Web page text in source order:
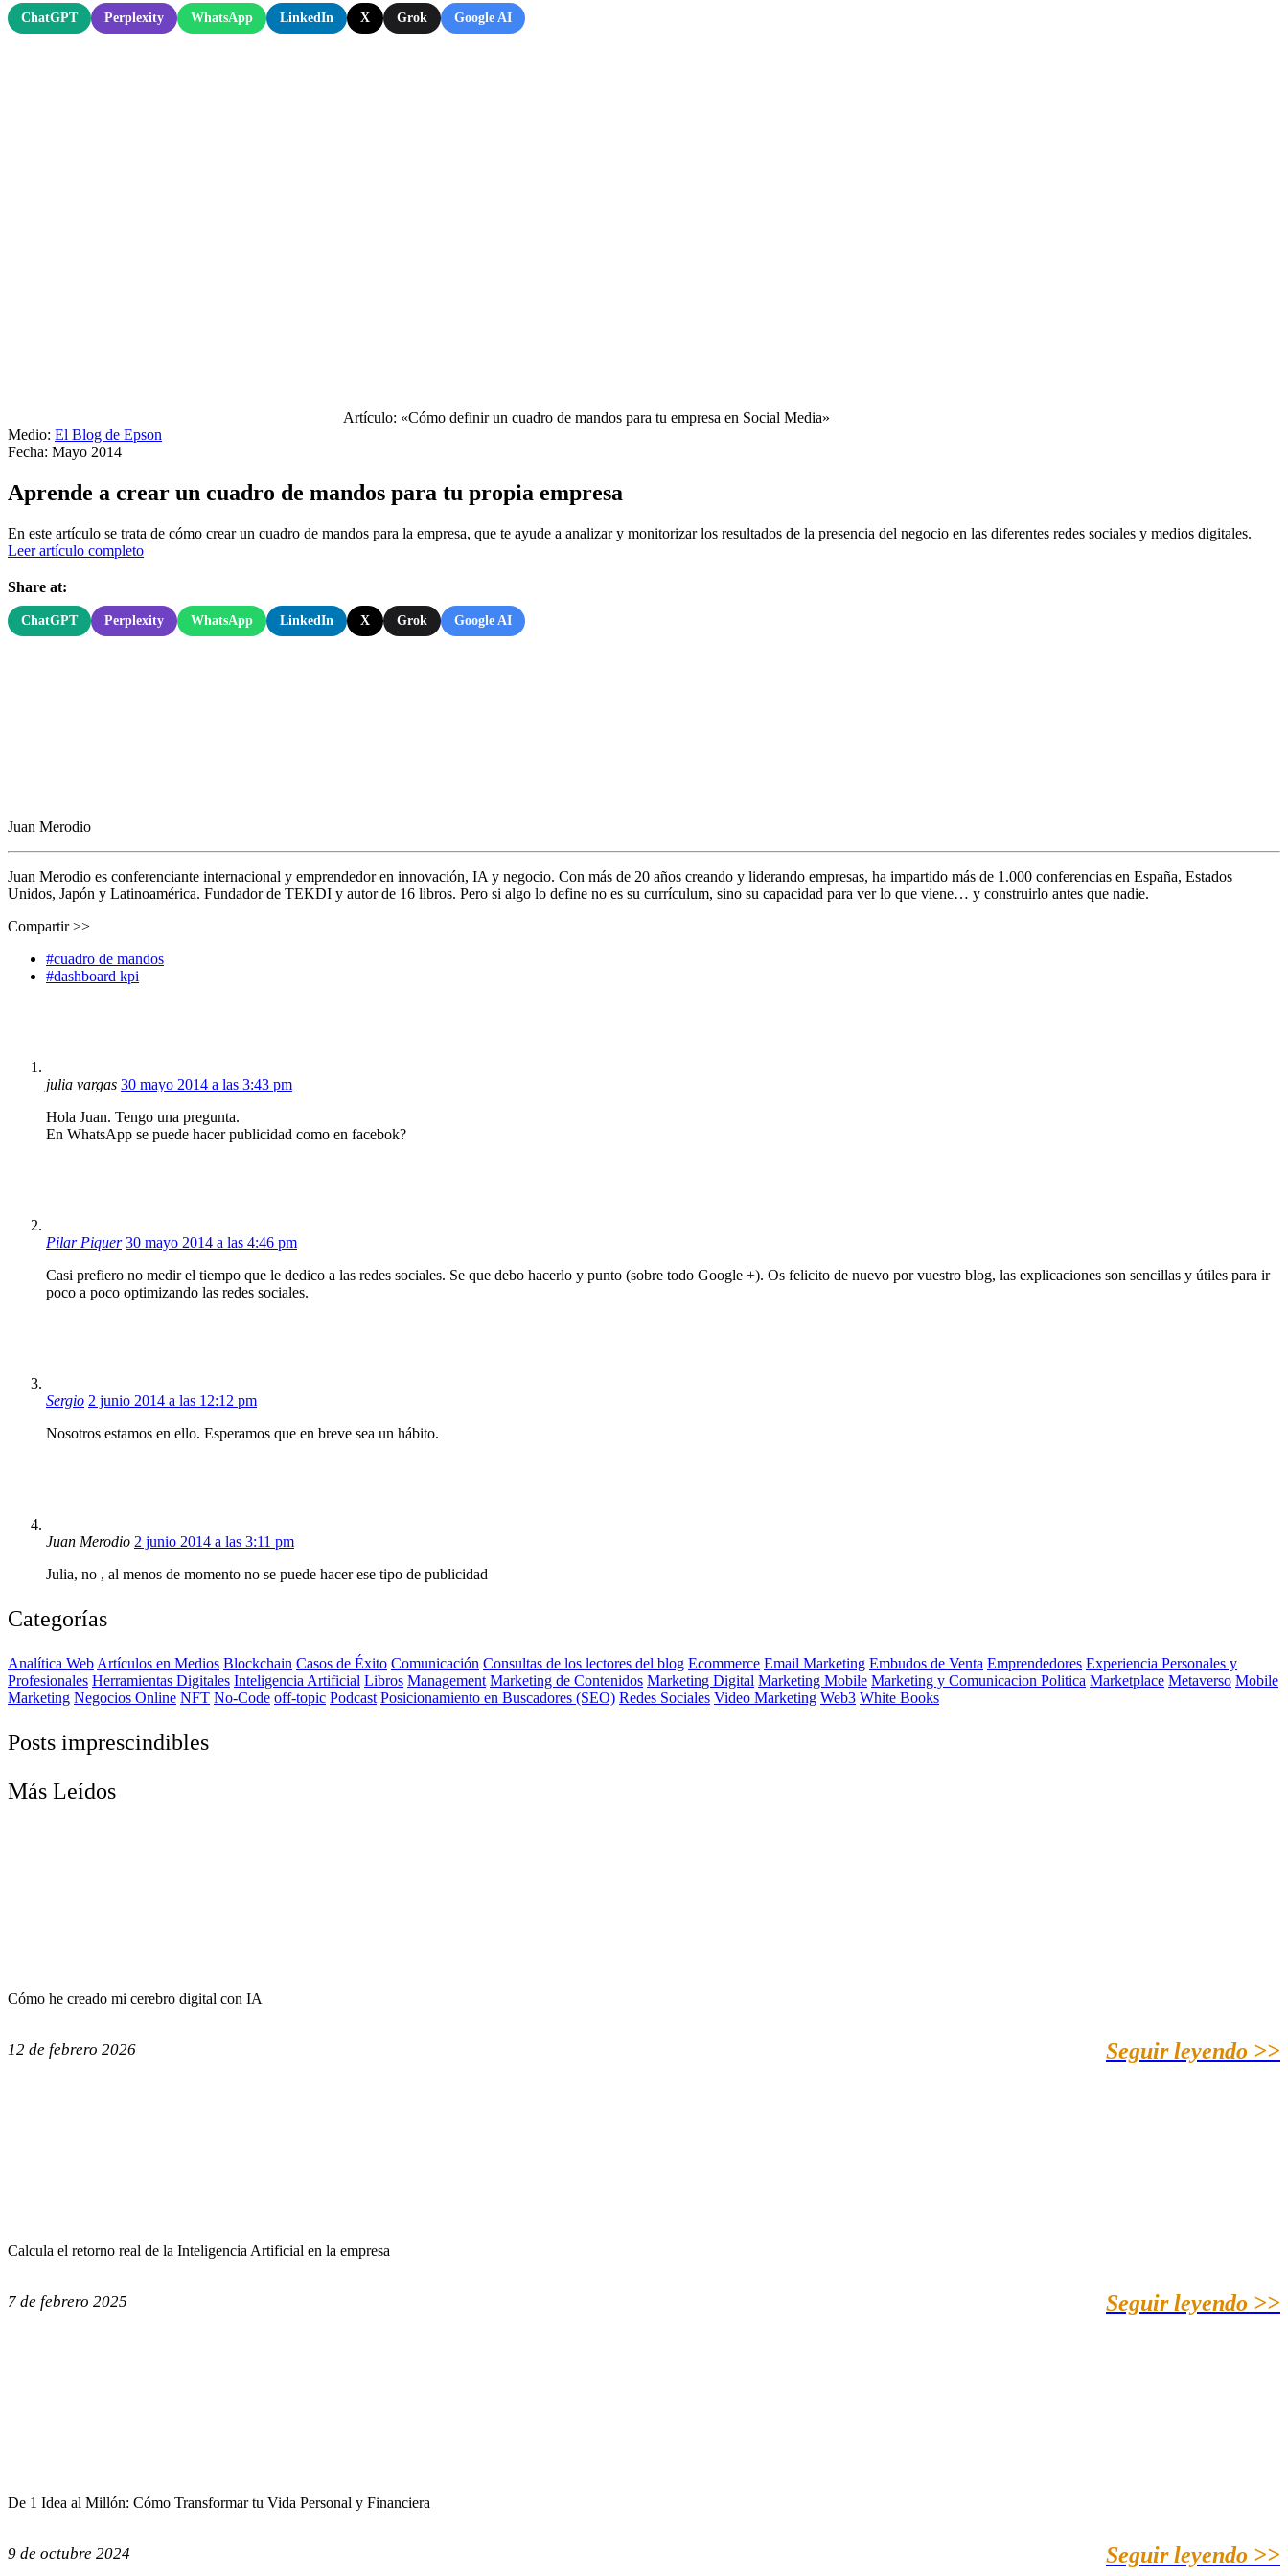
ChatGPT Perplexity WhatsApp LinkedIn X Grok Google AI
Artículo: «Cómo definir un cuadro de mandos para tu empresa en Social Media»
Medio: El Blog de Epson
Fecha: Mayo 2014
Aprende a crear un cuadro de mandos para tu propia empresa
En este artículo se trata de cómo crear un cuadro de mandos para la empresa, que te ayude a analizar y monitorizar los resultados de la presencia del negocio en las diferentes redes sociales y medios digitales.
Leer artículo completo
Share at:
ChatGPT Perplexity WhatsApp LinkedIn X Grok Google AI
Juan Merodio
Juan Merodio es conferenciante internacional y emprendedor en innovación, IA y negocio. Con más de 20 años creando y liderando empresas, ha impartido más de 1.000 conferencias en España, Estados
Unidos, Japón y Latinoamérica. Fundador de TEKDI y autor de 16 libros. Pero si algo lo define no es su currículum, sino su capacidad para ver lo que viene… y construirlo antes que nadie.
Compartir >>
#cuadro de mandos
#dashboard kpi
julia vargas 30 mayo 2014 a las 3:43 pm
Hola Juan. Tengo una pregunta.
En WhatsApp se puede hacer publicidad como en facebok?
Pilar Piquer 30 mayo 2014 a las 4:46 pm
Casi prefiero no medir el tiempo que le dedico a las redes sociales. Se que debo hacerlo y punto (sobre todo Google +). Os felicito de nuevo por vuestro blog, las explicaciones son sencillas y útiles para ir
poco a poco optimizando las redes sociales.
Sergio 2 junio 2014 a las 12:12 pm
Nosotros estamos en ello. Esperamos que en breve sea un hábito.
Juan Merodio 2 junio 2014 a las 3:11 pm
Julia, no , al menos de momento no se puede hacer ese tipo de publicidad
Categorías
Analítica Web Artículos en Medios Blockchain Casos de Éxito Comunicación Consultas de los lectores del blog Ecommerce Email Marketing Embudos de Venta Emprendedores Experiencia Personales y
Profesionales Herramientas Digitales Inteligencia Artificial Libros Management Marketing de Contenidos Marketing Digital Marketing Mobile Marketing y Comunicacion Politica Marketplace Metaverso Mobile
Marketing Negocios Online NFT No-Code off-topic Podcast Posicionamiento en Buscadores (SEO) Redes Sociales Video Marketing Web3 White Books
Posts imprescindibles
Más Leídos
Cómo he creado mi cerebro digital con IA
12 de febrero 2026 Seguir leyendo >>
Calcula el retorno real de la Inteligencia Artificial en la empresa
7 de febrero 2025 Seguir leyendo >>
De 1 Idea al Millón: Cómo Transformar tu Vida Personal y Financiera
9 de octubre 2024 Seguir leyendo >>